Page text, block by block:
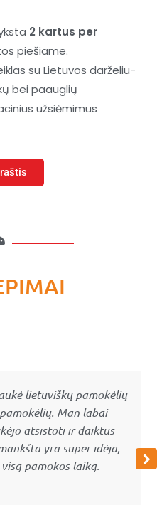
2 kartus per
piešiame.
su Lietuvos darželiu-
bei paauglių
užsiėmimus
lietuviškų pamokėlių
Man labai
atsistoti ir daiktus
yra super idėja,
pamokos laiką.